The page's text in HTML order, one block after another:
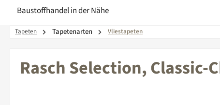
Baustoffhandel in der Nähe
Tapeten Tapetenarten Vliestapeten
Rasch Selection, Classic-